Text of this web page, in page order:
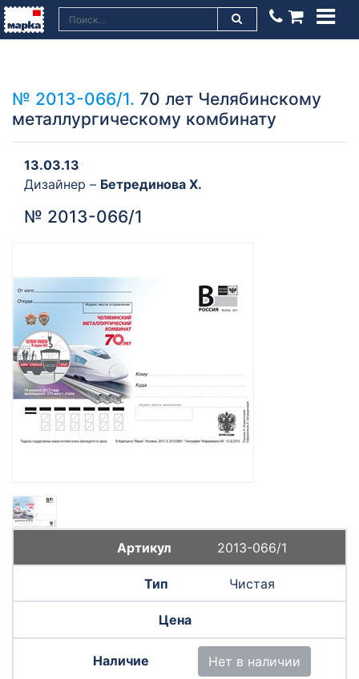
№ 2013-066/1. 70 лет Челябинскому
металлургическому комбинату
13.03.13
Дизайнер – Бетрединова Х.
№ 2013-066/1
2013-066/1
Чистая
Нет в наличии